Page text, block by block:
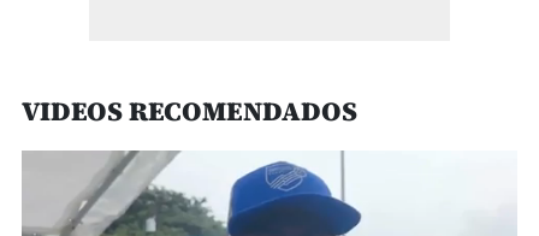
VIDEOS RECOMENDADOS